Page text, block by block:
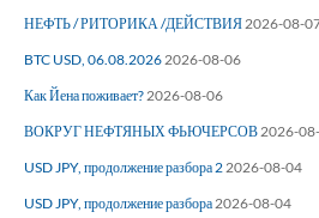
НЕФТЬ / РИТОРИКА /ДЕЙСТВИЯ2026-08-
BTC USD, 06.08.20262026-08-06
Как Йена поживает?2026-08-06
ВОКРУГ НЕФТЯНЫХ ФЬЮЧЕРСОВ2026-
USD JPY, продолжение разбора 22026-08-04
USD JPY, продолжение разбора2026-08-04